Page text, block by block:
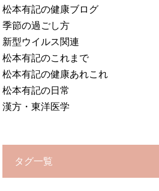
松本有記の健康ブログ
季節の過ごし方
新型ウイルス関連
松本有記のこれまで
松本有記の健康あれこれ
松本有記の日常
漢方・東洋医学
タグ一覧